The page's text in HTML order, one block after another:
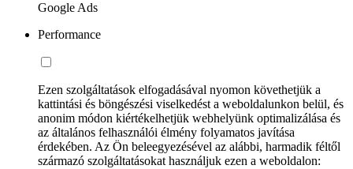
Google Ads
Performance
Ezen szolgáltatások elfogadásával nyomon követhetjük a
kattintási és böngészési viselkedést a weboldalunkon belül, és
anonim módon kiértékelhetjük webhelyünk optimalizálása és
az általános felhasználói élmény folyamatos javítása
érdekében. Az Ön beleegyezésével az alábbi, harmadik féltől
származó szolgáltatásokat használjuk ezen a weboldalon: